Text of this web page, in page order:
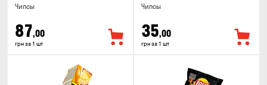
Чипсы
87,00
грн за 1 шт
Чипсы
35,00
грн за 1 шт